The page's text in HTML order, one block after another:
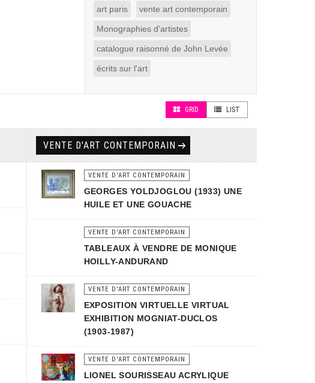
art paris vente art contemporain
Monographies d'artistes
catalogue raisonné de John Levée
écrits sur l'art
GRID LIST
VENTE D'ART CONTEMPORAIN
VENTE D'ART CONTEMPORAIN
GEORGES YOLDJOGLOU (1933) UNE
HUILE ET UNE GOUACHE
VENTE D'ART CONTEMPORAIN
TABLEAUX À VENDRE DE MONIQUE
HOILLY-ANDURAND
VENTE D'ART CONTEMPORAIN
EXPOSITION VIRTUELLE VIRTUAL
EXHIBITION MOGNIAT-DUCLOS
(1903-1987)
VENTE D'ART CONTEMPORAIN
LIONEL SOURISSEAU ACRYLIQUE